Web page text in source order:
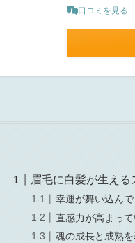
口コミを見る
眉毛に白髪が生え
幸運が舞い込ん
直感力が高まっ
魂の成長と成熟